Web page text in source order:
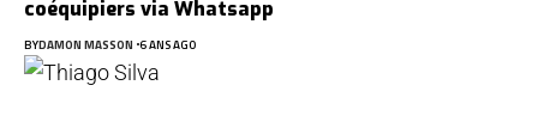
coéquipiers via Whatsapp
BYDAMON MASSON 6 ANS AGO